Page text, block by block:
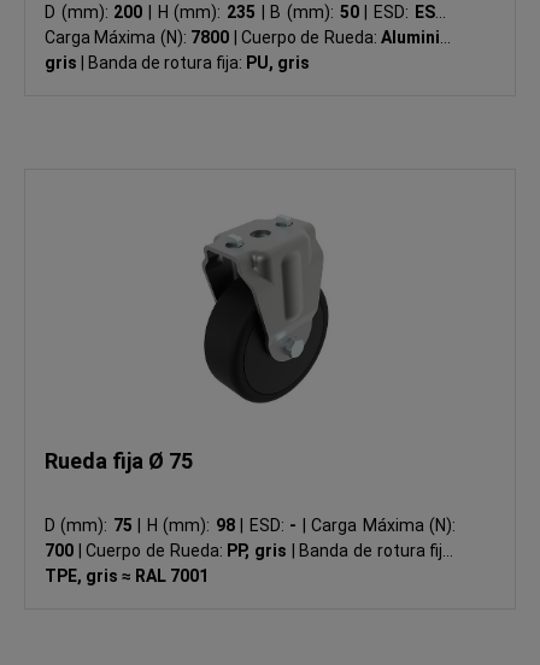
D (mm): 200 H (mm): 235 B (mm): 50 ESD: ESD
Carga Máxima (N): 7800 Cuerpo de Rueda:Aluminio,
gris
Banda de rotura fija: PU, gris
Rueda fija Ø 75
D (mm): 75 H (mm): 98 ESD: -
Carga Máxima (N):
700
Cuerpo de Rueda: PP, gris
Banda de rotura fija:
TPE, gris ≈ RAL 7001